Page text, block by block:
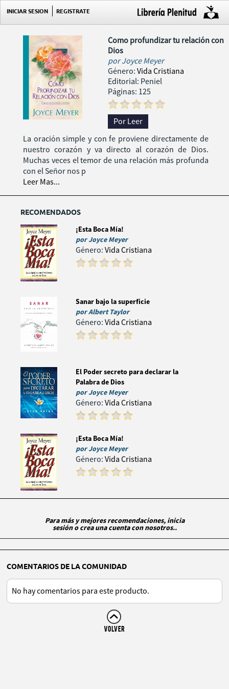
INICIAR SESION REGISTRATE
Como profundizar tu relación con
Dios
porJoyce Meyer
Género: Vida Cristiana
Editorial: Peniel
Páginas: 125
Por Leer
La oración simple y con fe proviene directamente de
nuestro corazón y va directo al corazón de Dios.
Muchas veces el temor de una relación más profunda
con el Señor nos p
Leer Mas...
RECOMENDADOS
¡Esta Boca Mía!
porJoyce Meyer
Género: Vida Cristiana
Sanar bajo la superficie
porAlbert Taylor
Género: Vida Cristiana
El Poder secreto para declarar la
Palabra de Dios
porJoyce Meyer
Género: Vida Cristiana
¡Esta Boca Mía!
porJoyce Meyer
Género: Vida Cristiana
Para más y mejores recomendaciones, inicia
sesión o crea una cuenta con nosotros..
COMENTARIOS DE LA COMUNIDAD
No hay comentarios para este producto.